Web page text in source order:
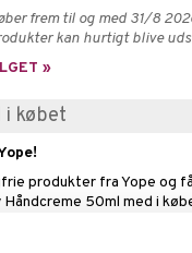
frem til og med 31/8
kan hurtigt blive
»
i købet
produkter fra Yope og
Håndcreme 50ml med i